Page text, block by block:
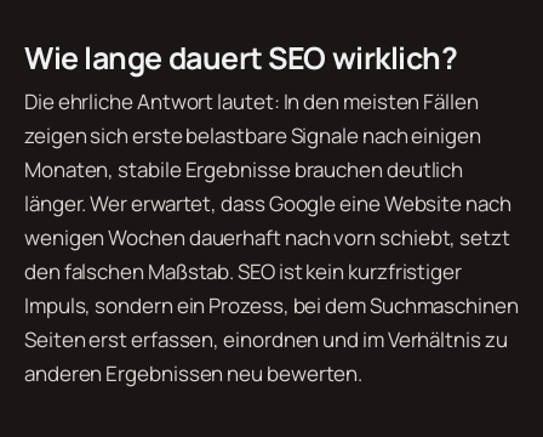
Wie lange dauert SEO wirklich?
Die ehrliche Antwort lautet: In den meisten Fällen
zeigen sich erste belastbare Signale nach einigen
Monaten, stabile Ergebnisse brauchen deutlich
länger. Wer erwartet, dass Google eine Website nach
wenigen Wochen dauerhaft nach vorn schiebt, setzt
den falschen Maßstab. SEO ist kein kurzfristiger
Impuls, sondern ein Prozess, bei dem Suchmaschinen
Seiten erst erfassen, einordnen und im Verhältnis zu
anderen Ergebnissen neu bewerten.